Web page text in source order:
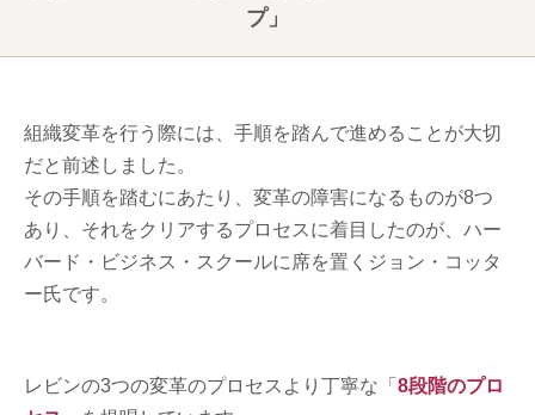
プ」
組織変革を行う際には、手順を踏んで進めることが大切
だと前述しました。
その手順を踏むにあたり、変革の障害になるものが8つ
あり、それをクリアするプロセスに着目したのが、ハー
バード・ビジネス・スクールに席を置くジョン・コッタ
ー氏です。
レビンの3つの変革のプロセスより丁寧な「 8段階のプロ